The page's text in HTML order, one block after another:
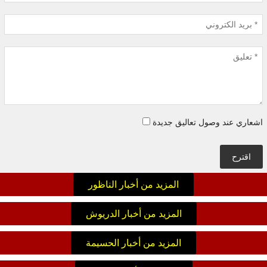
اشعاري عند وصول تعاليق جديدة
اقترح
المزيد من أخبار الناظور
المزيد من أخبار الدريوش
المزيد من أخبار الحسيمة